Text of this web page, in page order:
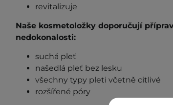
revitalizuje
Naše kosmetoložky doporučují
nedokonalosti:
suchá pleť
našedlá pleť bez lesku
všechny typy pleti včetně citlivé
rozšířené póry